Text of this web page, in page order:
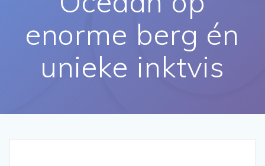
enorme berg én
unieke inktvis